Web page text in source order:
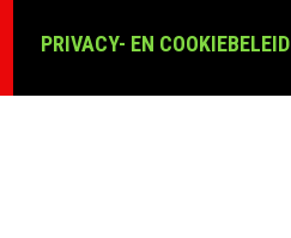
PRIVACY- EN COOKIEBELEID